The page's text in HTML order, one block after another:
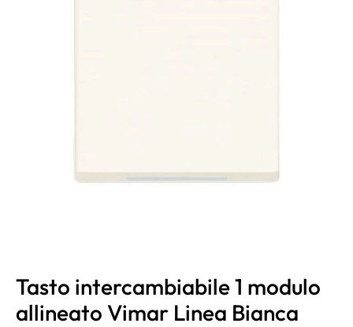
Tasto intercambiabile 1 modulo
allineato Vimar Linea Bianca